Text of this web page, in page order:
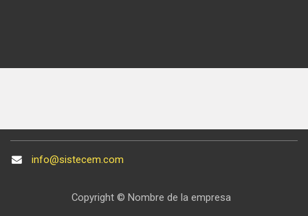
info@sistecem.com
Copyright © Nombre de la empresa